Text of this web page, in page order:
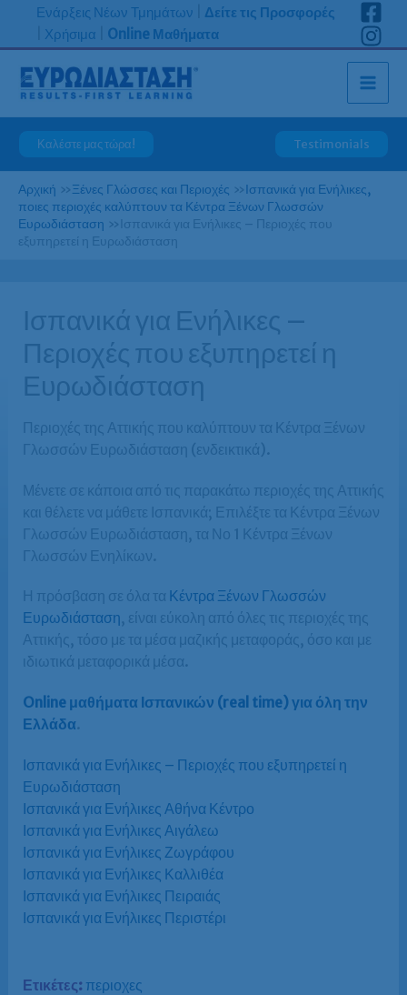
Μετάβαση
περιεχόμενο
Ενάρξεις Νέων Τμημάτων
Δείτε τις Προσφορές
Χρήσιμα Online Μαθήματα
Καλέστε μας τώρα! Testimonials
Αρχική »Ξένες Γλώσσες και Περιοχές »Ισπανικά για Ενήλικες,
ποιες περιοχές καλύπτουν τα Κέντρα Ξένων Γλωσσών
Ευρωδιάσταση » Ισπανικά για Ενήλικες – Περιοχές που
εξυπηρετεί η Ευρωδιάσταση
Ισπανικά για Ενήλικες –
Περιοχές που εξυπηρετεί η
Ευρωδιάσταση
Περιοχές της Αττικής που καλύπτουν τα Κέντρα Ξένων
Γλωσσών Ευρωδιάσταση (ενδεικτικά).
Μένετε σε κάποια από τις παρακάτω περιοχές της Αττικής
και θέλετε να μάθετε Ισπανικά; Επιλέξτε τα Κέντρα Ξένων
Γλωσσών Ευρωδιάσταση, τα Νο 1 Κέντρα Ξένων
Γλωσσών Ενηλίκων.
Η πρόσβαση σε όλα τα Κέντρα Ξένων Γλωσσών
Ευρωδιάσταση, είναι εύκολη από όλες τις περιοχές της
Αττικής, τόσο με τα μέσα μαζικής μεταφοράς, όσο και με
ιδιωτικά μεταφορικά μέσα.
Online μαθήματα Ισπανικών (real time) για όλη την
Ελλάδα.
Ισπανικά για Ενήλικες – Περιοχές που εξυπηρετεί η
Ευρωδιάσταση
Ισπανικά για Ενήλικες Αθήνα Κέντρο
Ισπανικά για Ενήλικες Αιγάλεω
Ισπανικά για Ενήλικες Ζωγράφου
Ισπανικά για Ενήλικες Καλλιθέα
Ισπανικά για Ενήλικες Πειραιάς
Ισπανικά για Ενήλικες Περιστέρι
Ετικέτες: περιοχες